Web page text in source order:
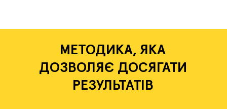
МЕТОДИКА, ЯКА
ДОЗВОЛЯЄ ДОСЯГАТИ
РЕЗУЛЬТАТІВ